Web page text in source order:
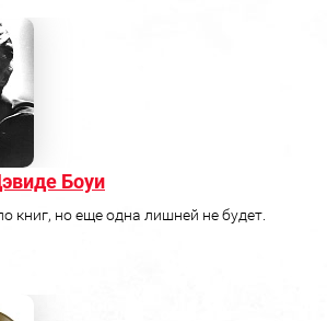
Боуи
книг, но еще одна лишней не будет.